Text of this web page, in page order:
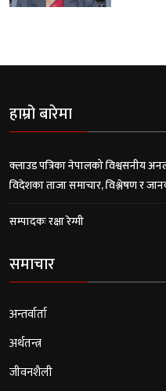
हाम्रो बारेमा
क्लाउड पत्रिका नेपालको विश्वसनीय
विदेशका ताजा समाचार, विश्लेषण र
सम्पादकः रक्षा रेग्मी
समाचार
अन्तर्वार्ता
अर्थतन्त्र
जीवनशैली